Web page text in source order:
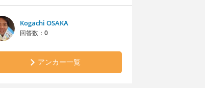
Kogachi OSAKA
回答数： 0
アンカー一覧